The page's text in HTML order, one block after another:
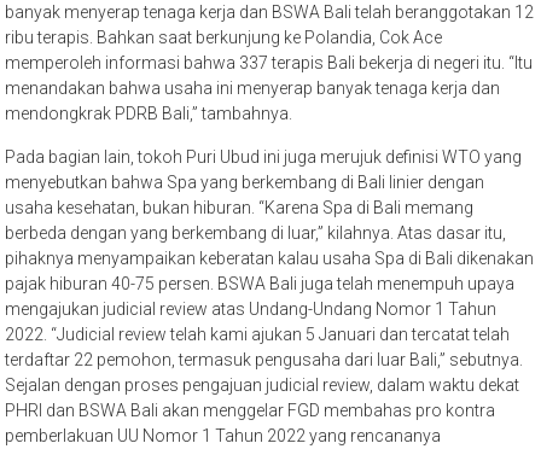
banyak menyerap tenaga kerja dan BSWA Bali telah beranggotakan 12
ribu terapis. Bahkan saat berkunjung ke Polandia, Cok Ace
memperoleh informasi bahwa 337 terapis Bali bekerja di negeri itu. “Itu
menandakan bahwa usaha ini menyerap banyak tenaga kerja dan
mendongkrak PDRB Bali,” tambahnya.
Pada bagian lain, tokoh Puri Ubud ini juga merujuk definisi WTO yang
menyebutkan bahwa Spa yang berkembang di Bali linier dengan
usaha kesehatan, bukan hiburan. “Karena Spa di Bali memang
berbeda dengan yang berkembang di luar,” kilahnya. Atas dasar itu,
pihaknya menyampaikan keberatan kalau usaha Spa di Bali dikenakan
pajak hiburan 40-75 persen. BSWA Bali juga telah menempuh upaya
mengajukan judicial review atas Undang-Undang Nomor 1 Tahun
2022. “Judicial review telah kami ajukan 5 Januari dan tercatat telah
terdaftar 22 pemohon, termasuk pengusaha dari luar Bali,” sebutnya.
Sejalan dengan proses pengajuan judicial review, dalam waktu dekat
PHRI dan BSWA Bali akan menggelar FGD membahas pro kontra
pemberlakuan UU Nomor 1 Tahun 2022 yang rencananya